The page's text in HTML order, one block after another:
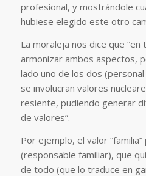
profesional, y mostrándole
hubiese elegido este otro
La moraleja nos dice que
armonizar ambos aspectos,
lado uno de los dos
se involucran valores
resiente, pudiendo generar
de valores”.
Por ejemplo, el valor
(responsable familiar), que
de todo (que lo traduce en